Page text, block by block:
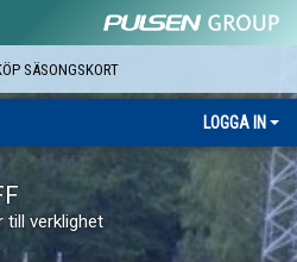
SÄSONGSKORT
LOGGA IN
till verklighet